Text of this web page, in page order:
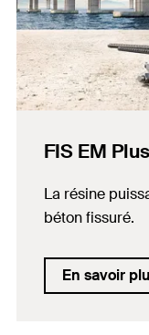
FIS EM Plus
La résine
béton fissuré.
En savoir